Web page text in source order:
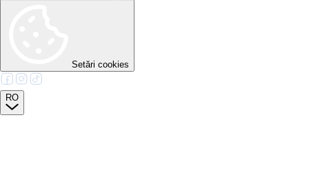
Setări cookies
RO